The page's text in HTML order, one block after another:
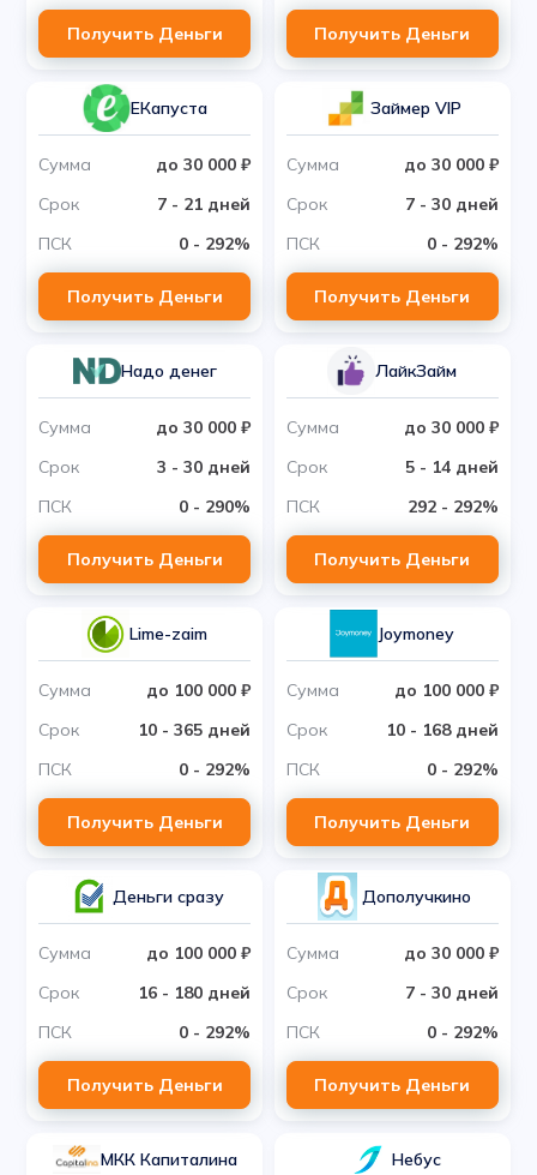
Получить Деньги Получить Деньги
ЕКапуста
Сумма
до 30 000 ₽
Срок
7 - 21 дней
ПСК
0 - 292%
Получить Деньги
Займер VIP
Сумма
до 30 000 ₽
Срок
7 - 30 дней
ПСК
0 - 292%
Получить Деньги
Надо денег
Сумма
до 30 000 ₽
Срок
3 - 30 дней
ПСК
0 - 290%
Получить Деньги
ЛайкЗайм
Сумма
до 30 000 ₽
Срок
5 - 14 дней
ПСК
292 - 292%
Получить Деньги
Lime-zaim
Сумма
до 100 000 ₽
Срок
10 - 365 дней
ПСК
0 - 292%
Получить Деньги
Joymoney
Сумма
до 100 000 ₽
Срок
10 - 168 дней
ПСК
0 - 292%
Получить Деньги
Деньги сразу
Сумма
до 100 000 ₽
Срок
16 - 180 дней
ПСК
0 - 292%
Получить Деньги
Дополучкино
Сумма
до 30 000 ₽
Срок
7 - 30 дней
ПСК
0 - 292%
Получить Деньги
МКК Капиталина Небус